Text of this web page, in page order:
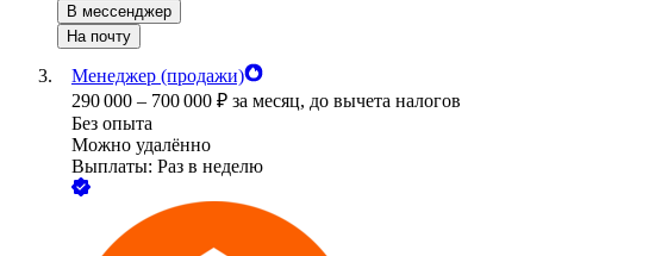
В мессенджер
На почту
Менеджер (продажи)
290 000 – 700 000 ₽ за месяц, до вычета налогов
Без опыта
Можно удалённо
Выплаты: Раз в неделю